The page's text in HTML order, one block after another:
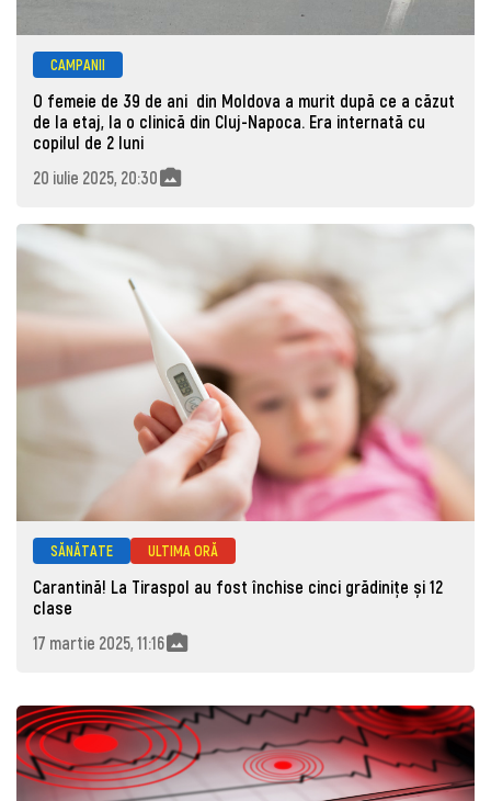
CAMPANII
O femeie de 39 de ani din Moldova a murit după ce a căzut
de la etaj, la o clinică din Cluj-Napoca. Era internată cu
copilul de 2 luni
20 iulie 2025, 20:30
SĂNĂTATE ULTIMA ORĂ
Carantină! La Tiraspol au fost închise cinci grădinițe și 12
clase
17 martie 2025, 11:16